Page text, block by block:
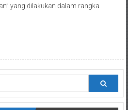
yang dilakukan dalam rangka